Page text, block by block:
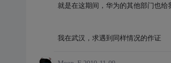
就是在这期间，华为的其他部门也
我在武汉，求遇到同样情况的作证